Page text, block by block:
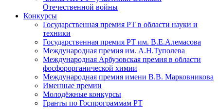
Отечественной войны
Конкурсы
Государственная премия РТ в области науки и
техники
Государственная премия РТ им. В.Е.Алемасова
Международная премия им. А.Н.Туполева
Международная Арбузовская премия в области
фосфорорганической химии
Международная премия имени В.В. Марковникова
Именные премии
Молодёжные конкурсы
Гранты по Госпрограммам РТ